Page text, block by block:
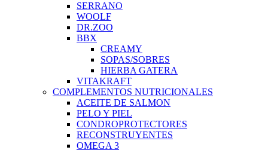
SERRANO
WOOLF
DR.ZOO
BBX
CREAMY
SOPAS/SOBRES
HIERBA GATERA
VITAKRAFT
COMPLEMENTOS NUTRICIONALES
ACEITE DE SALMON
PELO Y PIEL
CONDROPROTECTORES
RECONSTRUYENTES
OMEGA 3